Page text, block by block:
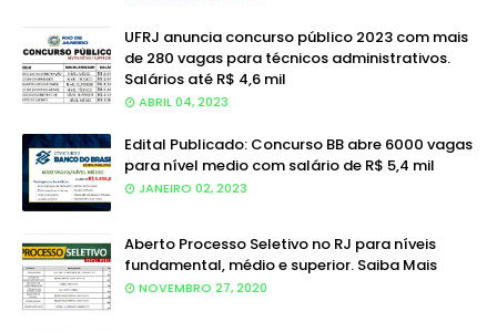
UFRJ anuncia concurso público 2023 com mais
de 280 vagas para técnicos administrativos.
Salários até R$ 4,6 mil
ABRIL 04, 2023
Edital Publicado: Concurso BB abre 6000 vagas
para nível medio com salário de R$ 5,4 mil
JANEIRO 02, 2023
Aberto Processo Seletivo no RJ para níveis
fundamental, médio e superior. Saiba Mais
NOVEMBRO 27, 2020